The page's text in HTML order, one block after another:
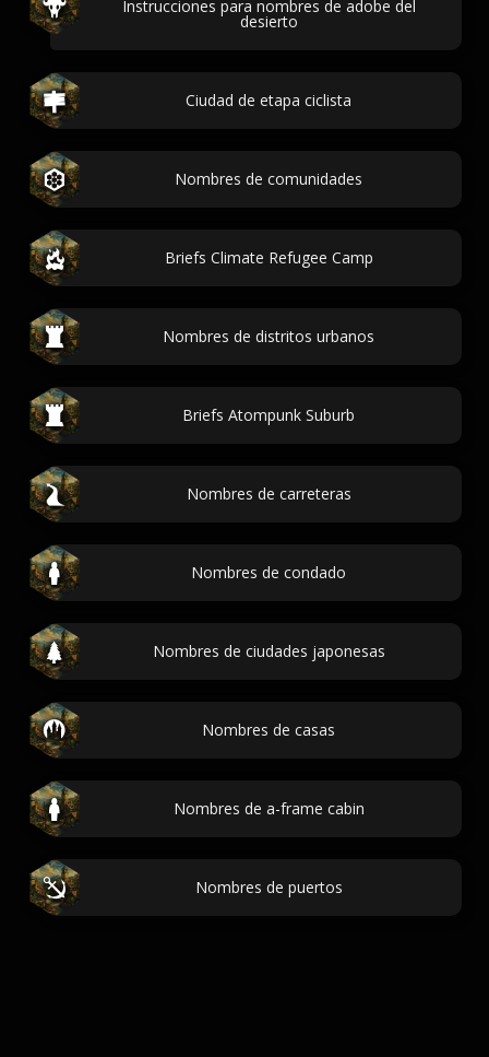
Instrucciones para nombres de adobe del
desierto
Ciudad de etapa ciclista
Nombres de comunidades
Briefs Climate Refugee Camp
Nombres de distritos urbanos
Briefs Atompunk Suburb
Nombres de carreteras
Nombres de condado
Nombres de ciudades japonesas
Nombres de casas
Nombres de a-frame cabin
Nombres de puertos